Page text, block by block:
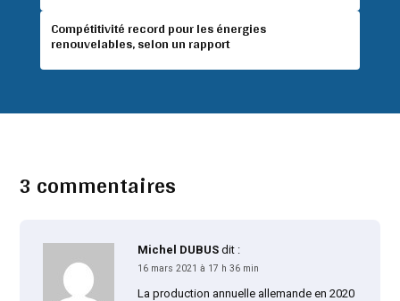
Compétitivité record pour les énergies
renouvelables, selon un rapport
3 commentaires
Michel DUBUS dit :
16 mars 2021 à 17 h 36 min
La production annuelle allemande en 2020